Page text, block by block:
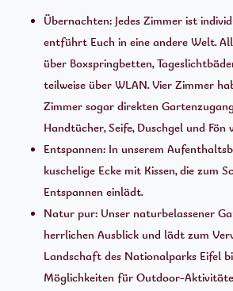
Übernachten: Jedes Zimmer ist
entführt Euch in eine andere Welt.
über Boxspringbetten,
teilweise über WLAN. Vier Zimmer
Zimmer sogar direkten
Handtücher, Seife, Duschgel und Fön
Entspannen: In unserem
kuschelige Ecke mit Kissen, die zum
Entspannen einlädt.
Natur pur: Unser naturbelassener
herrlichen Ausblick und lädt zum
Landschaft des Nationalparks Eifel
Möglichkeiten für Outdoor-